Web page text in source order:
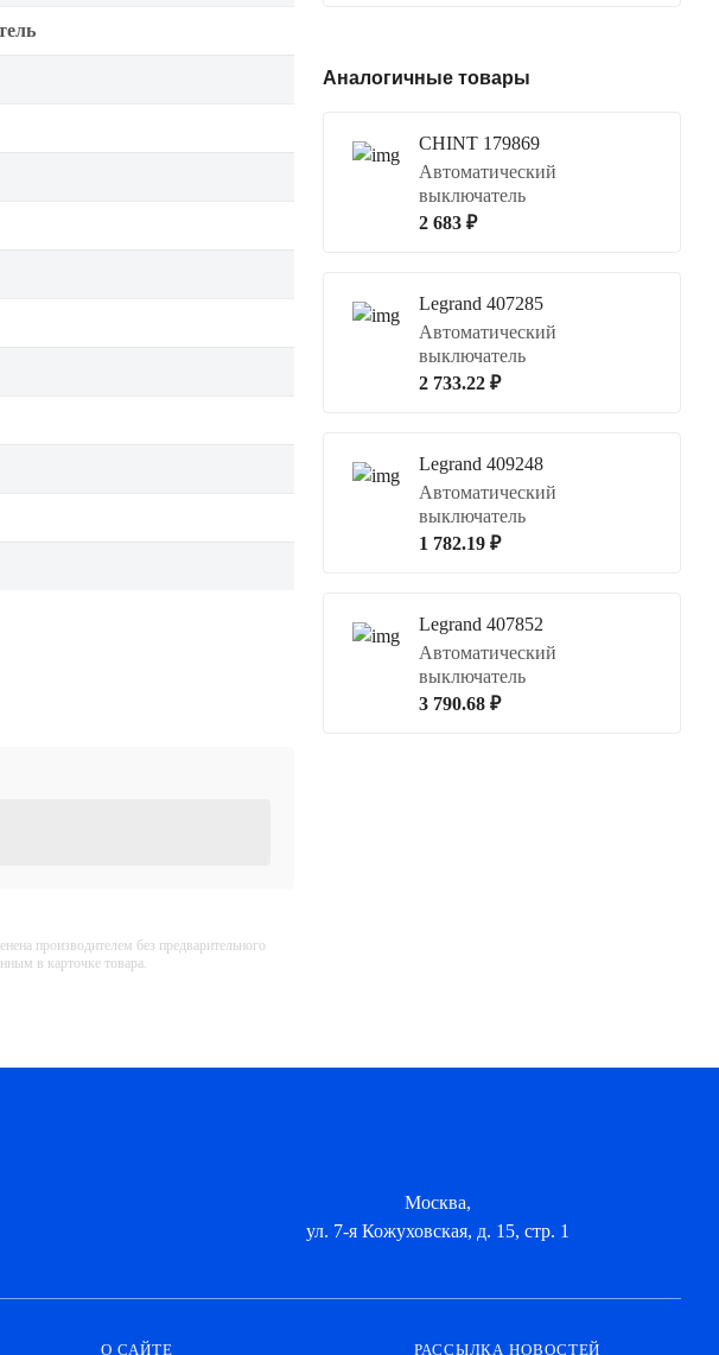
производителем без предварительного
в карточке товара.
Аналогичные товары
CHINT 179869
Автоматический
выключатель
2 683 ₽
Legrand 407285
Автоматический
выключатель
2 733.22 ₽
Legrand 409248
Автоматический
выключатель
1 782.19 ₽
Legrand 407852
Автоматический
выключатель
3 790.68 ₽
Москва,
ул. 7-я Кожуховская, д. 15, стр. 1
О САЙТЕ РАССЫЛКА НОВОСТЕЙ